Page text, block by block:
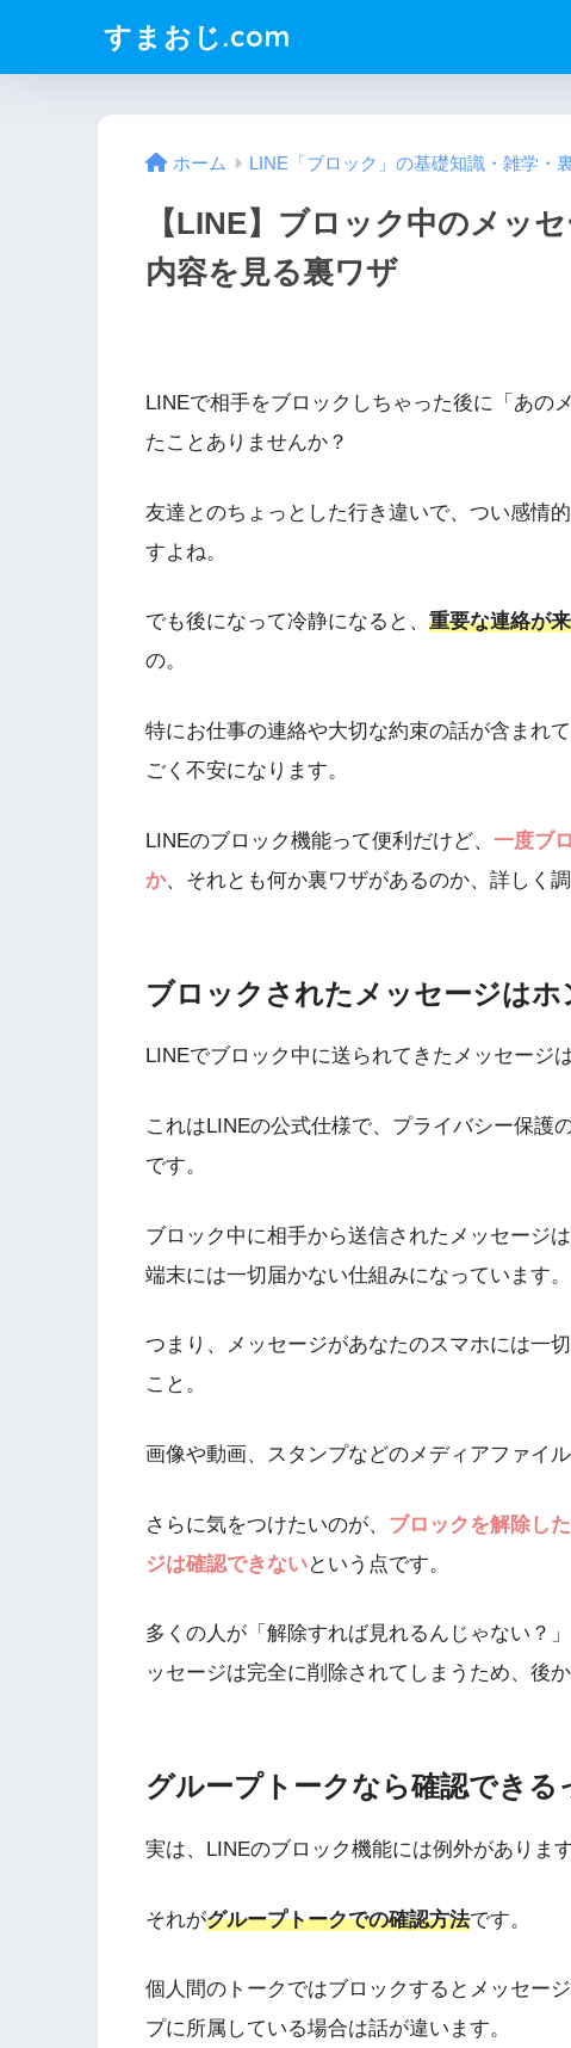
すまおじ.com
ホーム LINE「ブロック」の基礎知識・雑学・
【LINE】ブロック中のメッ
内容を見る裏ワザ
LINEで相手をブロックしちゃった後に「あ
たことありませんか？
友達とのちょっとした行き違いで、つい感情
すよね。
でも後になって冷静になると、 重要な連絡が
の。
特にお仕事の連絡や大切な約束の話が含まれ
ごく不安になります。
LINEのブロック機能って便利だけど、 一度ブ
か、それとも何か裏ワザがあるのか、詳しく
ブロックされたメッセージはホ
LINEでブロック中に送られてきたメッセージは
これはLINEの公式仕様で、プライバシー保護
です。
ブロック中に相手から送信されたメッセージ
端末には一切届かない仕組みになっています。
つまり、メッセージがあなたのスマホには一
こと。
画像や動画、スタンプなどのメディアファイ
さらに気をつけたいのが、 ブロックを解除し
ジは確認できないという点です。
多くの人が「解除すれば見れるんじゃない？
ッセージは完全に削除されてしまうため、後
グループトークなら確認できる
実は、LINEのブロック機能には例外があります
それがグループトークでの確認方法です。
個人間のトークではブロックするとメッセー
プに所属している場合は話が違います。